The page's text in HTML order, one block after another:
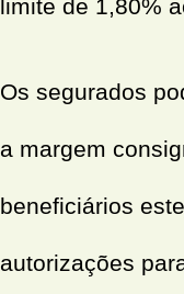
limite de 1,80%
Os segurados
a margem
beneficiários
autorizações